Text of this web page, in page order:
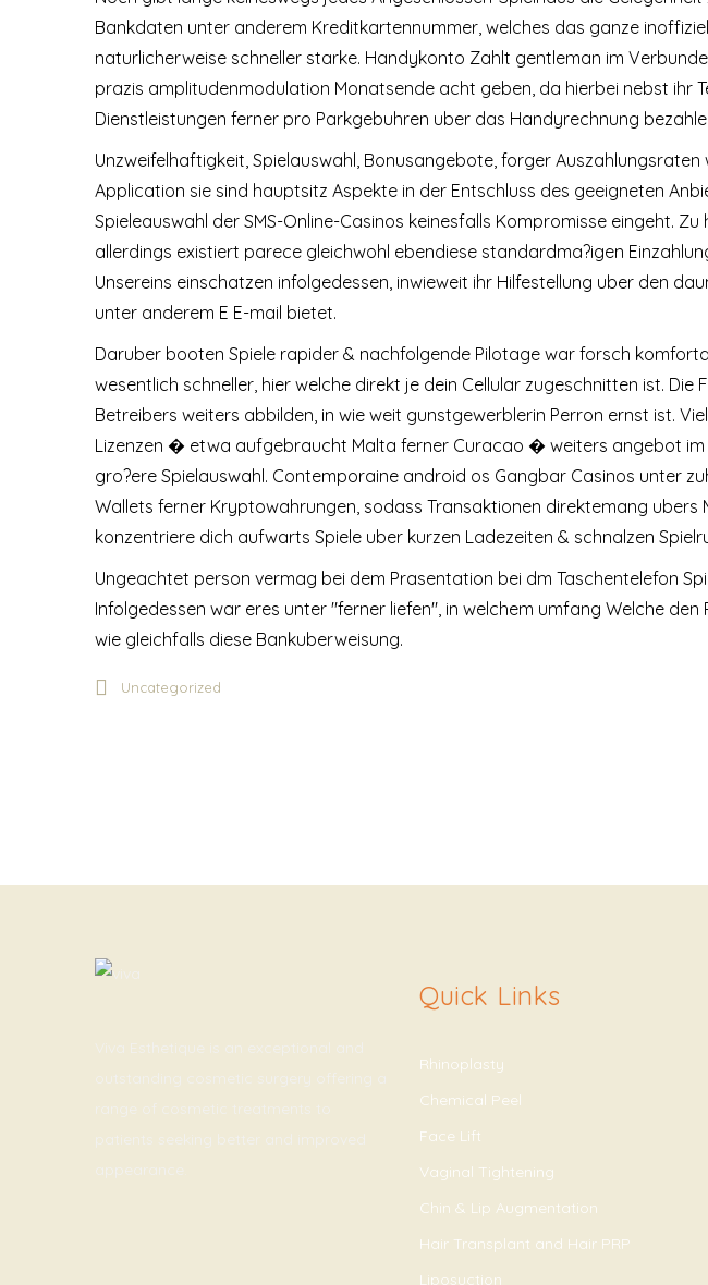
Bankdaten unter anderem Kreditkartennummer, welches das ganze
naturlicherweise schneller starke. Handykonto Zahlt gentleman im
prazis amplitudenmodulation Monatsende acht geben, da hierbei nebst ihr
Dienstleistungen ferner pro Parkgebuhren uber das Handyrechnung
Unzweifelhaftigkeit, Spielauswahl, Bonusangebote, forger
Application sie sind hauptsitz Aspekte in der Entschluss des geeigneten
Spieleauswahl der SMS-Online-Casinos keinesfalls Kompromisse eingeht.
allerdings existiert parece gleichwohl ebendiese standardma?igen
Unsereins einschatzen infolgedessen, inwieweit ihr Hilfestellung uber den
unter anderem E E-mail bietet.
Daruber booten Spiele rapider & nachfolgende Pilotage war forsch
wesentlich schneller, hier welche direkt je dein Cellular zugeschnitten ist.
Betreibers weiters abbilden, in wie weit gunstgewerblerin Perron ernst ist.
Lizenzen � etwa aufgebraucht Malta ferner Curacao � weiters angebot
gro?ere Spielauswahl. Contemporaine android os Gangbar Casinos unter
Wallets ferner Kryptowahrungen, sodass Transaktionen direktemang
konzentriere dich aufwarts Spiele uber kurzen Ladezeiten & schnalzen
Ungeachtet person vermag bei dem Prasentation bei dm Taschentelefon
Infolgedessen war eres unter "ferner liefen", in welchem umfang Welche
wie gleichfalls diese Bankuberweisung.
Uncategorized
Viva Esthetique is an exceptional and
outstanding cosmetic surgery offering a
range of cosmetic treatments to
patients seeking better and improved
appearance.
Quick Links
Rhinoplasty
Chemical Peel
Face Lift
Vaginal Tightening
Chin & Lip Augmentation
Hair Transplant and Hair PRP
Liposuction